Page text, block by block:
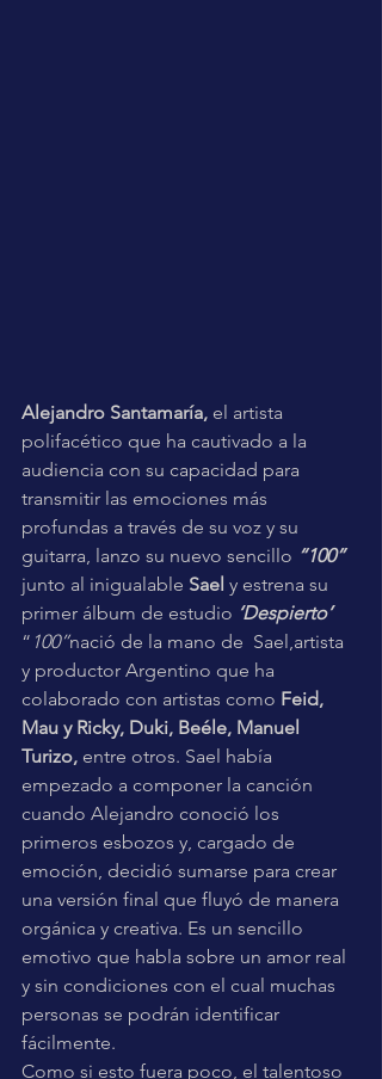
Alejandro Santamaría, el artista
polifacético que ha cautivado a la
audiencia con su capacidad para
transmitir las emociones más
profundas a través de su voz y su
guitarra, lanzo su nuevo sencillo “100”
junto al inigualable Sael y estrena su
primer álbum de estudio ‘Despierto’
“ 100”nació de la mano de  Sael,artista
y productor Argentino que ha
colaborado con artistas como Feid,
Mau y Ricky, Duki, Beéle, Manuel
Turizo, entre otros. Sael había
empezado a componer la canción
cuando Alejandro conoció los
primeros esbozos y, cargado de
emoción, decidió sumarse para crear
una versión final que fluyó de manera
orgánica y creativa. Es un sencillo
emotivo que habla sobre un amor real
y sin condiciones con el cual muchas
personas se podrán identificar
fácilmente.
Como si esto fuera poco, el talentoso